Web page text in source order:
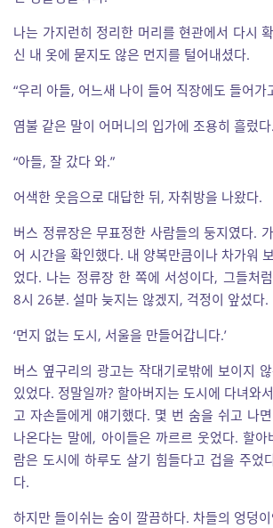
나는 가지런히 정리한 머리를 현관에서 다시
신 내 옷에 묻지도 않은 먼지를 털어내셨다.
“우리 아들, 어느새 나이 들어 직장에도 들어
염불 같은 말이 어머니의 입가에 조용히 흘렀다.
“아들, 잘 갔다 와.”
어색한 웃음으로 대답한 뒤, 자취방을 나왔다.
버스 정류장은 무표정한 사람들의 둥지였다.
어 시간을 확인했다. 내 양복만큼이나 차가워
었다. 나는 정류장 한 쪽에 서성이다, 그들처
8시 26분. 설마 늦지는 않겠지, 걱정이 앞섰다.
‘먼지 없는 도시, 서울을 만들어갑니다.’
버스 옆구리의 광고는 작대기로밖에 보이지
있었다. 정말일까? 할아버지는 도시에 다녀와
고 자손들에게 얘기했다. 몇 번 숨을 쉬고 나
나온다는 말에, 아이들은 까르르 웃었다. 할
람은 도시에 하루도 살기 힘들다고 겁을 주었
다.
하지만 들이쉬는 숨이 깔끔하다. 차들의 엉덩